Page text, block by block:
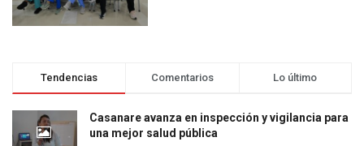
Tendencias Comentarios Lo último
Casanare avanza en inspección y vigilancia para
una mejor salud pública